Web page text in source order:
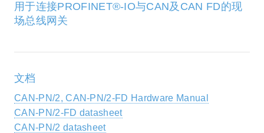
用于连接PROFINET®-IO与CAN及CAN FD的现
场总线网关
文档
CAN-PN/2, CAN-PN/2-FD Hardware Manual
CAN-PN/2-FD datasheet
CAN-PN/2 datasheet